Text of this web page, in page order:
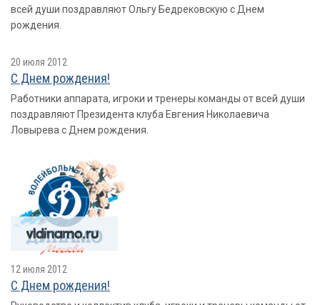
всей души поздравляют Ольгу Бедрековскую с Днем
рождения.
20 июля 2012
С Днем рождения!
Работники аппарата, игроки и тренеры команды от всей души
поздравляют Президента клуба Евгения Николаевича
Ловырева с Днем рождения.
12 июля 2012
С Днем рождения!